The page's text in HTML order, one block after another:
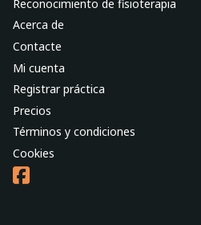
Reconocimiento de fisioterapia
Acerca de
Contacte
Mi cuenta
Registrar práctica
Precios
Términos y condiciones
Cookies